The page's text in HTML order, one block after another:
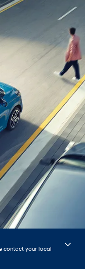
contact your local